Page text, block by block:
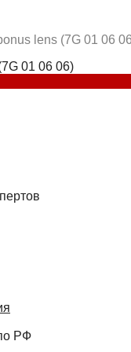
lens (7G 01 06
01 06 06)
РФ